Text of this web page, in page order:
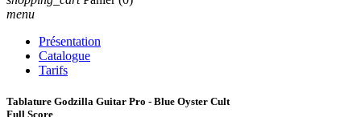
menu
Présentation
Catalogue
Tarifs
Tablature Godzilla Guitar Pro - Blue Oyster Cult
Full Score